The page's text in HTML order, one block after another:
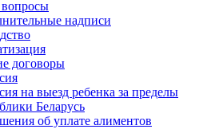
надписи
договоры
на выезд ребенка за пределы
Беларусь
об уплате алиментов